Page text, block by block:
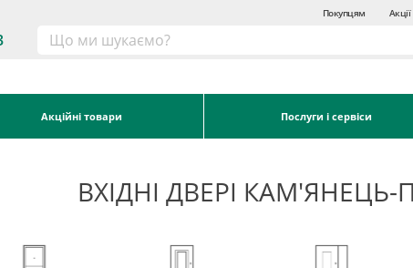
Покупцям Акції
Акційні товари Послуги і сервіси
ВХІДНІ ДВЕРІ